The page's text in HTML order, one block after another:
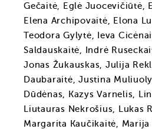
Gečaitė, Eglė Juocevičiūtė,
Elena Archipovaitė, Elona
Teodora Gylytė, Ieva
Saldauskaitė, Indrė
Jonas Žukauskas, Julija
Daubaraitė, Justina
Dūdėnas, Kazys Varnelis,
Liutauras Nekrošius, Lukas
Margarita Kaučikaitė, Marija